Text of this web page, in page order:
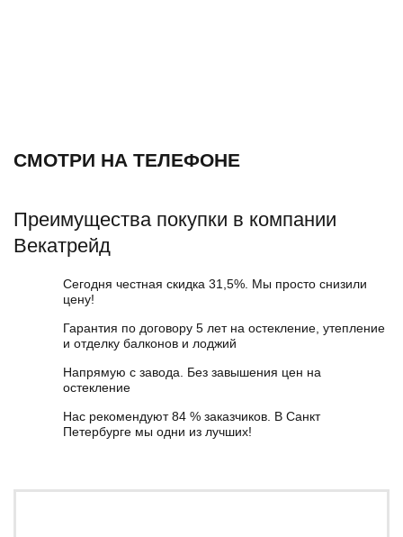
СМОТРИ НА ТЕЛЕФОНЕ
Преимущества покупки в компании
Векатрейд
Сегодня честная скидка 31,5%. Мы просто снизили
цену!
Гарантия по договору 5 лет на остекление, утепление
и отделку балконов и лоджий
Напрямую с завода. Без завышения цен на
остекление
Нас рекомендуют 84 % заказчиков. В Санкт
Петербурге мы одни из лучших!